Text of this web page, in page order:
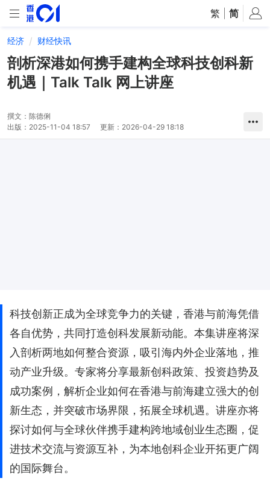
繁 简
经济 财经快讯
剖析深港如何携手建构全球科技创科新
机遇｜Talk Talk 网上讲座
撰文： 陈德俐
出版： 2025-11-04 18:57 更新： 2026-04-29 18:18
科技创新正成为全球竞争力的关键，香港与前海凭借
各自优势，共同打造创科发展新动能。本集讲座将深
入剖析两地如何整合资源，吸引海内外企业落地，推
动产业升级。专家将分享最新创科政策、投资趋势及
成功案例，解析企业如何在香港与前海建立强大的创
新生态，并突破市场界限，拓展全球机遇。讲座亦将
探讨如何与全球伙伴携手建构跨地域创业生态圈，促
进技术交流与资源互补，为本地创科企业开拓更广阔
的国际舞台。